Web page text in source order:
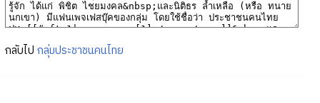
กลับไป กลุ่มประชาชนคนไทย